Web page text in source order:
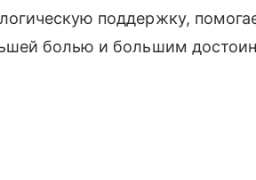
поддержку,
болью и большим